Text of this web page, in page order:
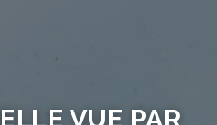
VUE PAR